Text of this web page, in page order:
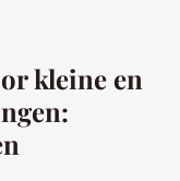
kleine en